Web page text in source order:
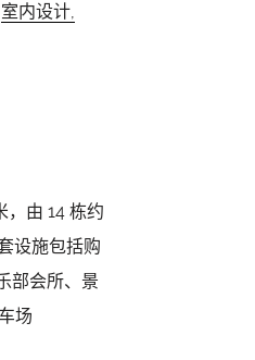
室内设计,
，由 14 栋约
设施包括购
部会所、景
场